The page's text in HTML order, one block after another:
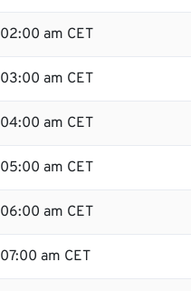
02:00 am CET
03:00 am CET
04:00 am CET
05:00 am CET
06:00 am CET
07:00 am CET